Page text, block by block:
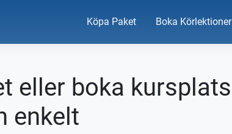
Köpa Paket Boka Körlektioner
eller boka kursplats
enkelt